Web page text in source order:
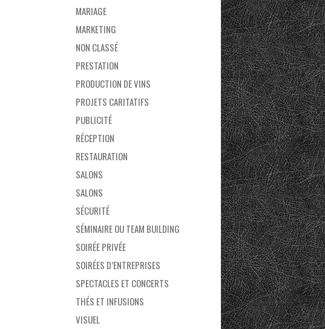
MARIAGE
MARKETING
NON CLASSÉ
PRESTATION
PRODUCTION DE VINS
PROJETS CARITATIFS
PUBLICITÉ
RÉCEPTION
RESTAURATION
SALONS
SALONS
SÉCURITÉ
SÉMINAIRE OU TEAM BUILDING
SOIRÉE PRIVÉE
SOIRÉES D’ENTREPRISES
SPECTACLES ET CONCERTS
THÉS ET INFUSIONS
VISUEL